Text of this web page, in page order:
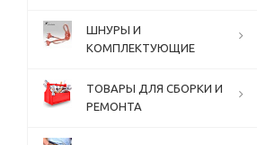
ШНУРЫ И
КОМПЛЕКТУЮЩИЕ
ТОВАРЫ ДЛЯ СБОРКИ И
РЕМОНТА